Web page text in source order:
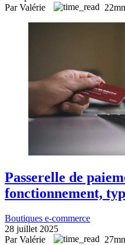
Par Valérie
22mn
Passerelle de
fonctionnement,
Boutiques e-commerce
28 juillet 2025
Par Valérie
27mn